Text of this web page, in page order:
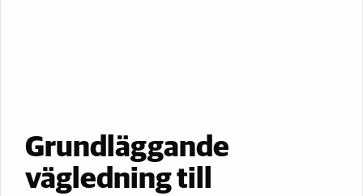
Grundläggande
vägledning till